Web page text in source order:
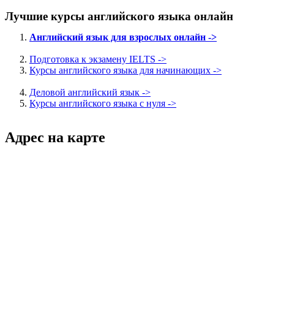
Лучшие курсы английского языка онлайн
Английский язык для взрослых онлайн ->
Подготовка к экзамену IELTS ->
Курсы английского языка для начинающих ->
Деловой английский язык ->
Курсы английского языка с нуля ->
Адрес на карте